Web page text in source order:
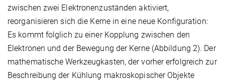
zwischen zwei Elektronenzuständen aktiviert,
reorganisieren sich die Kerne in eine neue Konfiguration:
Es kommt folglich zu einer Kopplung zwischen den
Elektronen und der Bewegung der Kerne (Abbildung 2). Der
mathematische Werkzeugkasten, der vorher erfolgreich zur
Beschreibung der Kühlung makroskopischer Objekte